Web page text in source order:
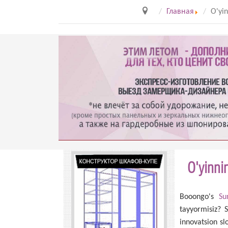
Главная
Booongo's
tayyormisiz?
innovatsion